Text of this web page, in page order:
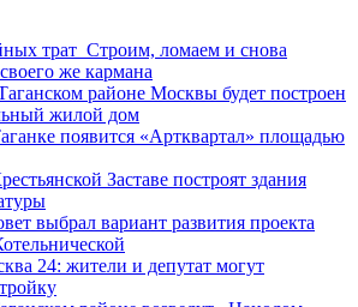
трат Строим, ломаем и снова
же кармана
районе Москвы будет построен
жилой дом
появится «Артквартал» площадью
Заставе построят здания
выбрал вариант развития проекта
24: жители и депутат могут